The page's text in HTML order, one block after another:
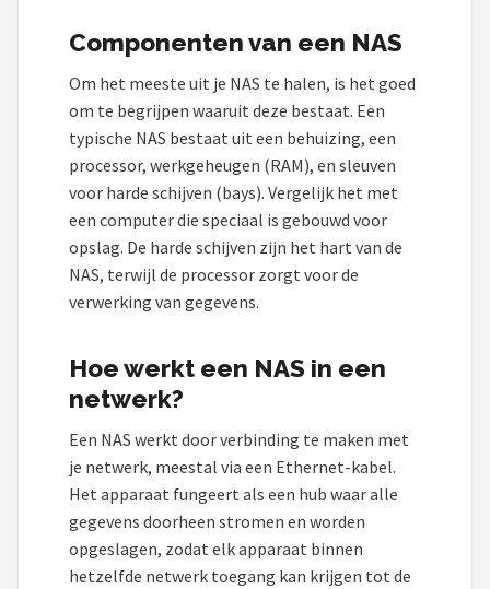
Componenten van een NAS
Om het meeste uit je NAS te halen, is het goed
om te begrijpen waaruit deze bestaat. Een
typische NAS bestaat uit een behuizing, een
processor, werkgeheugen (RAM), en sleuven
voor harde schijven (bays). Vergelijk het met
een computer die speciaal is gebouwd voor
opslag. De harde schijven zijn het hart van de
NAS, terwijl de processor zorgt voor de
verwerking van gegevens.
Hoe werkt een NAS in een
netwerk?
Een NAS werkt door verbinding te maken met
je netwerk, meestal via een Ethernet-kabel.
Het apparaat fungeert als een hub waar alle
gegevens doorheen stromen en worden
opgeslagen, zodat elk apparaat binnen
hetzelfde netwerk toegang kan krijgen tot de